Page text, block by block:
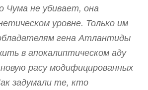
Чума не убивает, она
уровне. Только им
гена Атлантиды
в апокалиптическом аду
расу модифицированных
задумали те, кто